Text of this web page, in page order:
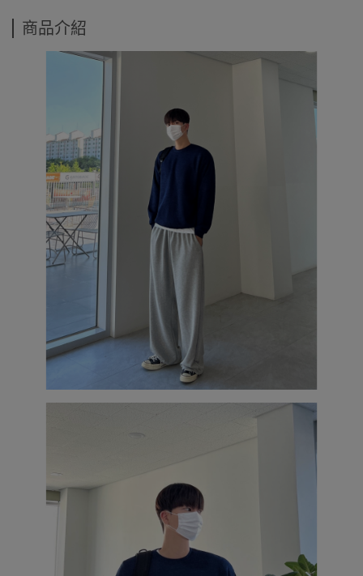
商品介紹